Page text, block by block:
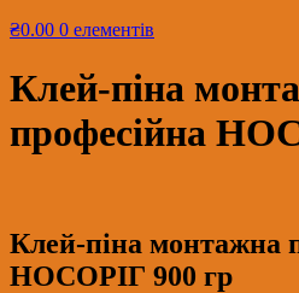
₴0.00 0 елементів
Клей-піна
професійна
Клей-піна монтажна
НОСОРІГ 900 гр